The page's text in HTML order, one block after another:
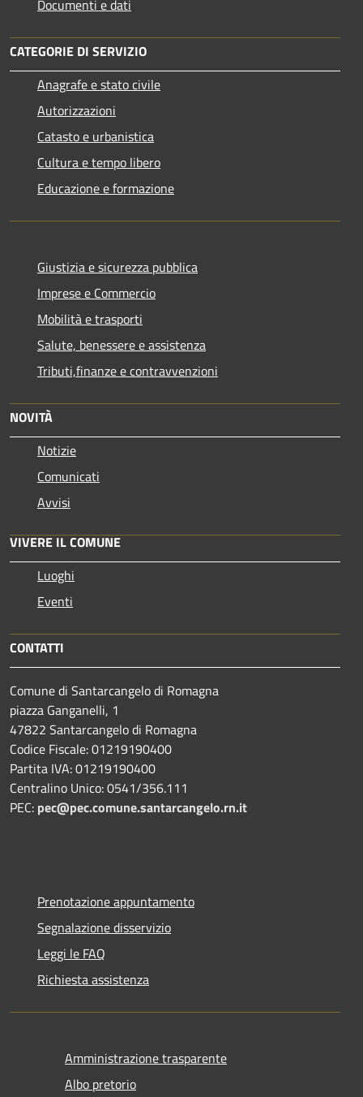
Documenti e dati
CATEGORIE DI SERVIZIO
Anagrafe e stato civile
Autorizzazioni
Catasto e urbanistica
Cultura e tempo libero
Educazione e formazione
Giustizia e sicurezza pubblica
Imprese e Commercio
Mobilità e trasporti
Salute, benessere e assistenza
Tributi,finanze e contravvenzioni
NOVITÀ
Notizie
Comunicati
Avvisi
VIVERE IL COMUNE
Luoghi
Eventi
CONTATTI
Comune di Santarcangelo di Romagna
piazza Ganganelli, 1
47822 Santarcangelo di Romagna
Codice Fiscale: 01219190400
Partita IVA: 01219190400
Centralino Unico: 0541/356.111
PEC: pec@pec.comune.santarcangelo.rn.it
Prenotazione appuntamento
Segnalazione disservizio
Leggi le FAQ
Richiesta assistenza
Amministrazione trasparente
Albo pretorio